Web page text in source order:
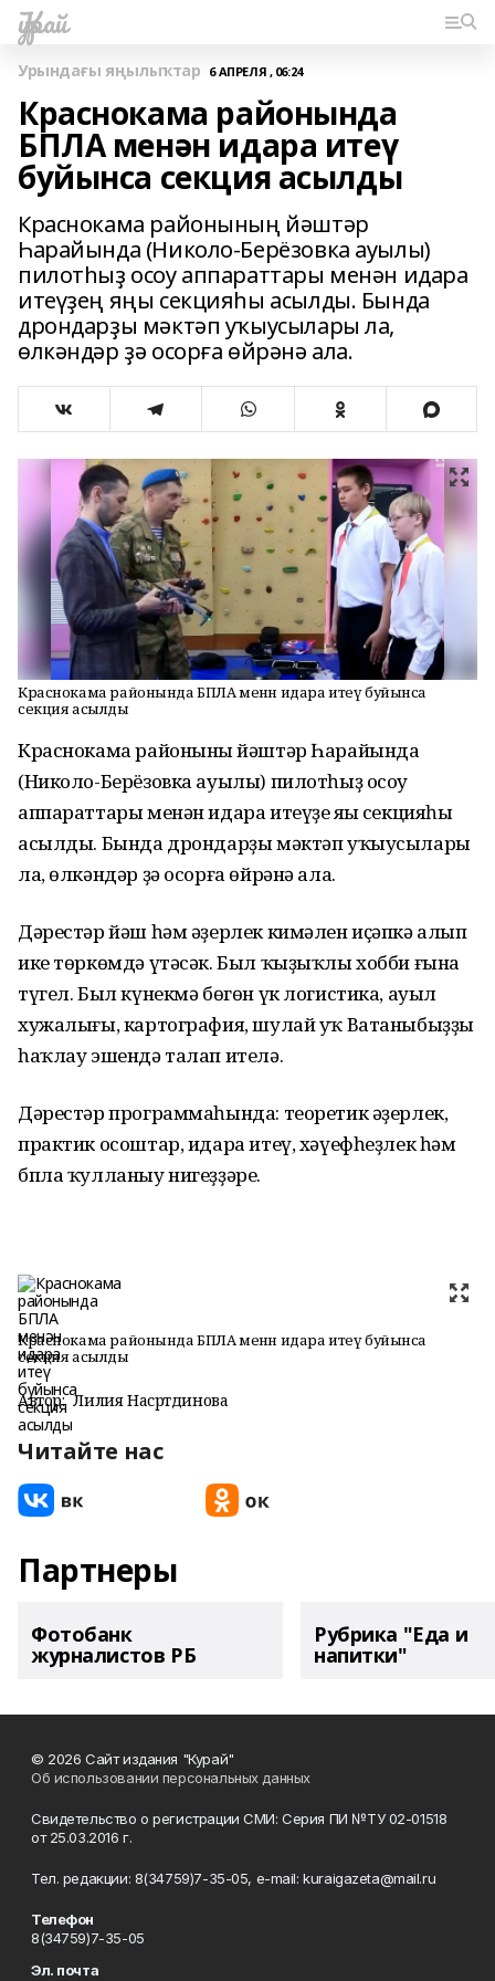
Ҡурай
Урындағы яңылыҡтар 6 АПРЕЛЯ , 06:24
Краснокама районында
БПЛА менән идара итеү
буйынса секция асылды
Краснокама районының йәштәр
Һарайында (Николо-Берёзовка ауылы)
пилотһыҙ осоу аппараттары менән идара
итеүҙең яңы секцияһы асылды. Бында
дрондарҙы мәктәп уҡыусылары ла,
өлкәндәр ҙә осорға өйрәнә ала.
Краснокама районында БПЛА менән идара итеү буйынса
секция асылды
Краснокама районының йәштәр Һарайында
(Николо-Берёзовка ауылы) пилотһыҙ осоу
аппараттары менән идара итеүҙең яңы секцияһы
асылды. Бында дрондарҙы мәктәп уҡыусылары
ла, өлкәндәр ҙә осорға өйрәнә ала.
Дәрестәр йәш һәм әҙерлек кимәлен иҫәпкә алып
ике төркөмдә үтәсәк. Был ҡыҙыҡлы хобби ғына
түгел. Был күнекмә бөгөн үк логистика, ауыл
хужалығы, картография, шулай уҡ Ватаныбыҙҙы
һаҡлау эшендә талап ителә.
Дәрестәр программаһында: теоретик әҙерлек,
практик осоштар, идара итеү, хәүефһеҙлек һәм
бпла ҡулланыу нигеҙҙәре.
Краснокама районында БПЛА менән идара итеү буйынса
секция асылды
Автор: Лилия Насртдинова
Читайте нас
Партнеры
Фотобанк
журналистов РБ
Рубрика "Еда и
напитки"
© 2026 Сайт издания "Курай"
Об использовании персональных данных
Свидетельство о регистрации СМИ: Серия ПИ №ТУ 02-01518
от 25.03.2016 г.
Тел. редакции: 8(34759)7-35-05, e-mail: kuraigazeta@mail.ru
Телефон
8(34759)7-35-05
Эл. почта